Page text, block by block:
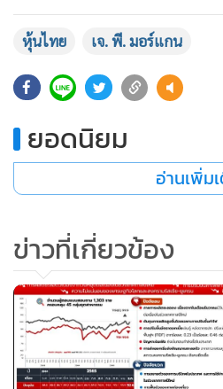
สินค้าและบริการระหว่างวันที่ 1 ม
2566 จะช่วยเสริมการกระตุ้นการใ
บริโภค ซึ่งในขณะนี้ยังคงต่ำกว่าค่าเ
เจ.พี.มอร์แกน ให้เป้าหมายพื้นฐาน
Thailand และ 1,800 สำหรับดัชนี
แห่งประเทศไทยในปี 66 โดยปรับมุ
สินค้าฟุ่มเฟือย และการดูแลรักษาสุข
ในภาพรวม เจ.พี.มอร์แกน เชื่อว่าก
จากประเทศจีนน่าจะกลับมาในครึ่ง
รัฐบาลจีนได้ประกาศให้เริ่มเปิดชา
มกราคมที่ผ่านมา ซึ่งนับเป็นความ
หุ้นไทย เจ. พี. มอร์แกน
ยอดนิยม
อ่านเพิ่ม
ข่าวที่เกี่ยวข้อง